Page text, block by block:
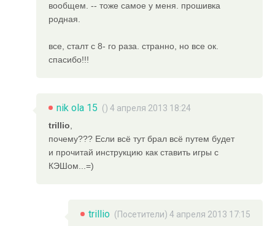
вообщем. -- тоже самое у меня. прошивка
родная.
все, сталт с 8- го раза. странно, но все ок.
спасибо!!!
nik ola 15 () 4 апреля 2013 18:24
trillio,
почему??? Если всё тут брал всё путем будет
и прочитай инструкцию как ставить игры с
КЭШом...=)
trillio (Посетители) 4 апреля 2013 17:15